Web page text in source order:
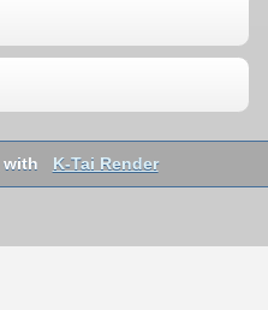
with K-Tai Render